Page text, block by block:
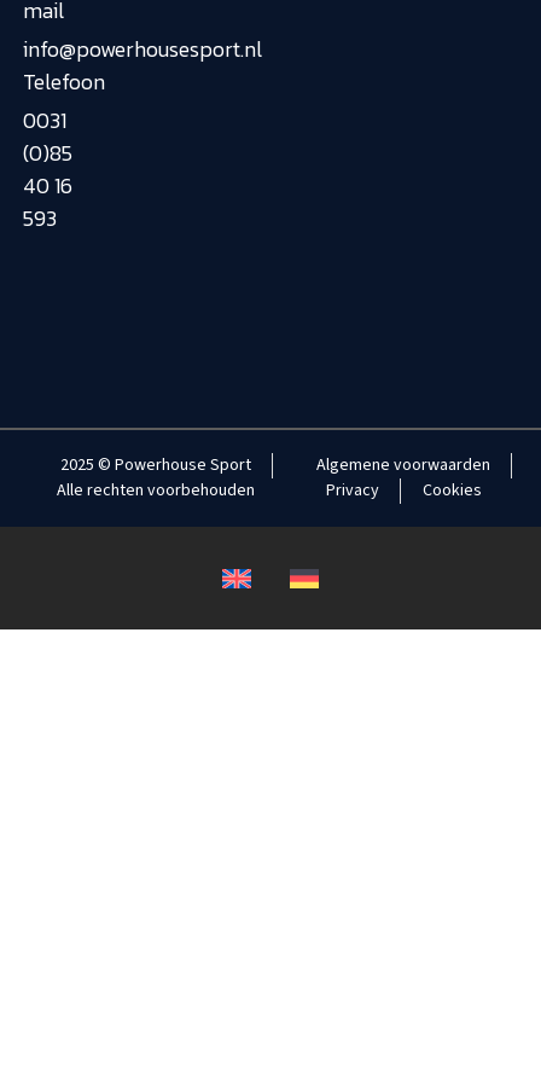
mail
info@powerhousesport.nl
Telefoon
0031
(0)85
40 16
593
2025 © Powerhouse Sport
Alle rechten voorbehouden
Algemene voorwaarden
Privacy
Cookies